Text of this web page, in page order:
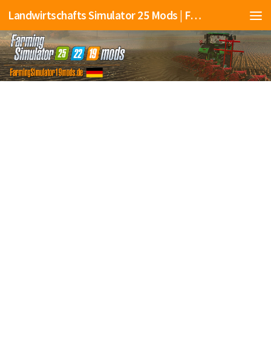
Landwirtschafts Simulator 25 Mods | Farming Simulator 25 Mods | FS25 Mods